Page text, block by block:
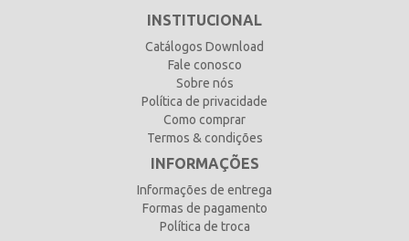
INSTITUCIONAL
Catálogos Download
Fale conosco
Sobre nós
Política de privacidade
Como comprar
Termos & condições
INFORMAÇÕES
Informações de entrega
Formas de pagamento
Política de troca